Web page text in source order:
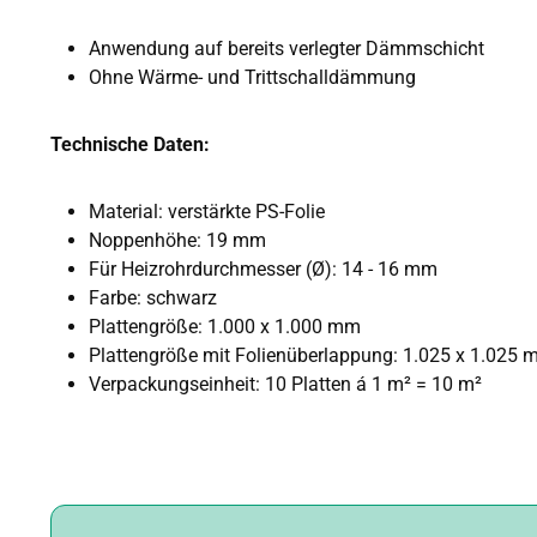
Anwendung auf bereits verlegter Dämmschicht
Ohne Wärme- und Trittschalldämmung
Technische Daten:
Material: verstärkte PS-Folie
Noppenhöhe: 19 mm
Für Heizrohrdurchmesser (Ø): 14 - 16 mm
Farbe: schwarz
Plattengröße: 1.000 x 1.000 mm
Plattengröße mit Folienüberlappung: 1.025 x 1.025
Verpackungseinheit: 10 Platten á 1 m² = 10 m²